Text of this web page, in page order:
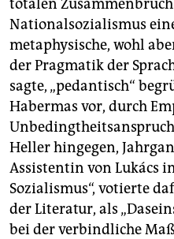
totalen
Nationalsozialismus
metaphysische, wohl
der Pragmatik der
sagte, „pedantisch“
Habermas vor, durch
Heller hingegen,
Assistentin von Lukács
Sozialismus“, votierte
der Literatur, als
bei der verbindliche